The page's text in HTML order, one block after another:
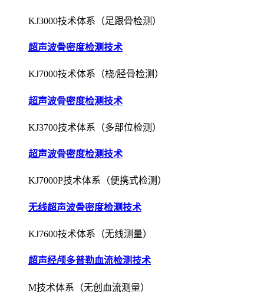
KJ3000技术体系（足跟骨检测）
超声波骨密度检测技术
KJ7000技术体系（桡/胫骨检测）
超声波骨密度检测技术
KJ3700技术体系（多部位检测）
超声波骨密度检测技术
KJ7000P技术体系（便携式检测）
无线超声波骨密度检测技术
KJ7600技术体系（无线测量）
超声经颅多普勒血流检测技术
M技术体系（无创血流测量）